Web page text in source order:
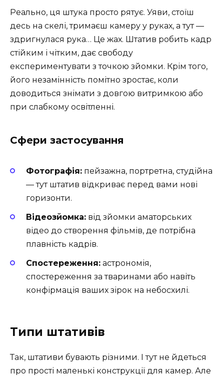
Реально, ця штука просто рятує. Уяви, стоїш
десь на скелі, тримаєш камеру у руках, а тут —
здригнулася рука… Це жах. Штатив робить кадр
стійким і чітким, дає свободу
експериментувати з точкою зйомки. Крім того,
його незамінність помітно зростає, коли
доводиться знімати з довгою витримкою або
при слабкому освітленні.
Сфери застосування
Фотографія: пейзажна, портретна, студійна
— тут штатив відкриває перед вами нові
горизонти.
Відеозйомка: від зйомки аматорських
відео до створення фільмів, де потрібна
плавність кадрів.
Спостереження: астрономія,
спостереження за тваринами або навіть
конфірмація ваших зірок на небосхилі.
Типи штативів
Так, штативи бувають різними. І тут не йдеться
про прості маленькі конструкції для камер. Але